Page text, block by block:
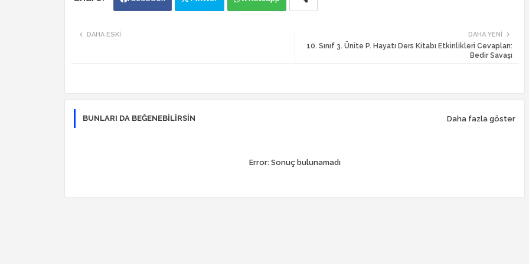
DAHA YENI
10. Sınıf 3. Ünite P. Hayatı Ders Kitabı Etkinlikleri Cevapları:
Bedir Savaşı
DAHA ESKI
BUNLARI DA BEĞENEBILIRSIN Daha fazla göster
Error:Sonuç bulunamadı